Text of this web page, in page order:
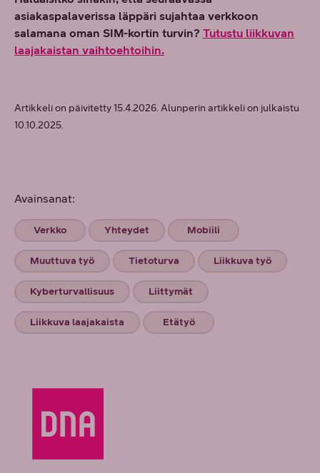
asiakaspalaverissa läppäri sujahtaa verkkoon
salamana oman SIM-kortin turvin? Tutustu liikkuvan
laajakaistan vaihtoehtoihin.
Artikkeli on päivitetty 15.4.2026. Alunperin artikkeli on julkaistu
10.10.2025.
Avainsanat:
Verkko Yhteydet Mobiili
Muuttuva työ Tietoturva Liikkuva työ
Kyberturvallisuus Liittymät
Liikkuva laajakaista Etätyö